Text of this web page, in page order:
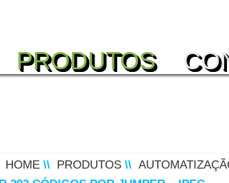
PRODUTOS
HOME \\ PRODUTOS \\